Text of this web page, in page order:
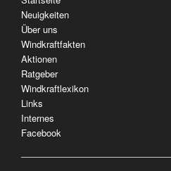
überspringen
Neuigkeiten
Über uns
Windkraftfakten
Aktionen
Ratgeber
Windkraftlexikon
Links
Internes
Facebook